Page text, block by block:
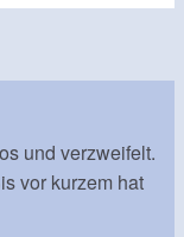
und verzweifelt.
vor kurzem hat